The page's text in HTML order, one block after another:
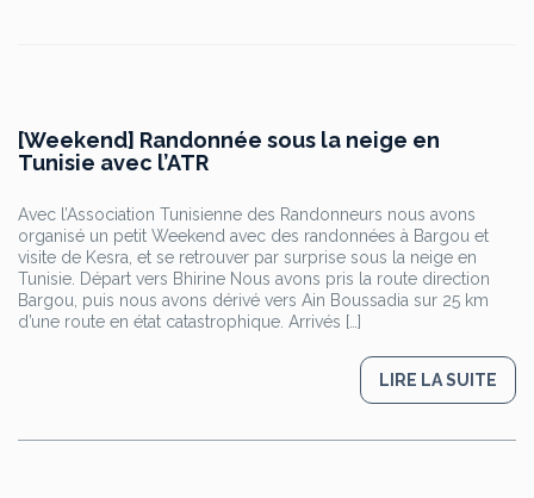
[Weekend] Randonnée sous la neige en
Tunisie avec l’ATR
Avec l’Association Tunisienne des Randonneurs nous avons
organisé un petit Weekend avec des randonnées à Bargou et
visite de Kesra, et se retrouver par surprise sous la neige en
Tunisie. Départ vers Bhirine Nous avons pris la route direction
Bargou, puis nous avons dérivé vers Ain Boussadia sur 25 km
d’une route en état catastrophique. Arrivés […]
LIRE LA SUITE